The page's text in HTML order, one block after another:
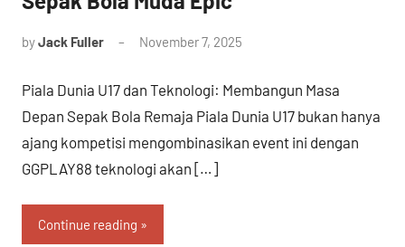
byJack Fuller November 7, 2025
Piala Dunia U17 dan Teknologi: Membangun Masa
Depan Sepak Bola Remaja Piala Dunia U17 bukan hanya
ajang kompetisi mengombinasikan event ini dengan
GGPLAY88 teknologi akan […]
Continue reading